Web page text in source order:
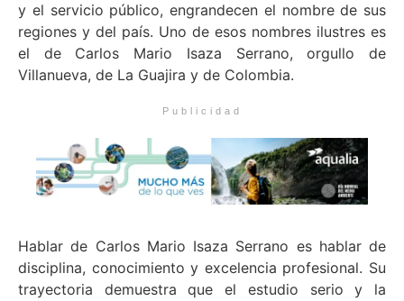
y el servicio público, engrandecen el nombre de sus
regiones y del país. Uno de esos nombres ilustres es
el de Carlos Mario Isaza Serrano, orgullo de
Villanueva, de La Guajira y de Colombia.
Publicidad
Hablar de Carlos Mario Isaza Serrano es hablar de
disciplina, conocimiento y excelencia profesional. Su
trayectoria demuestra que el estudio serio y la